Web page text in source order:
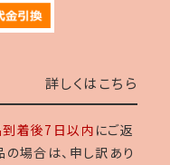
詳しくはこちら
着後7日以内 にご返
場合は、申し訳あり